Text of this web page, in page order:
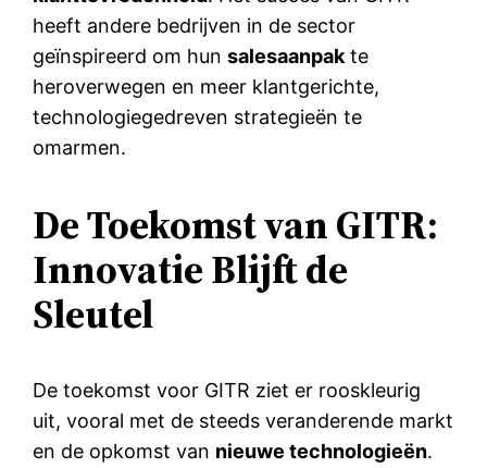
heeft andere bedrijven in de sector
geïnspireerd om hunsalesaanpak te
heroverwegen en meer klantgerichte,
technologiegedreven strategieën te
omarmen.
De Toekomst van GITR:
Innovatie Blijft de
Sleutel
De toekomst voor GITR ziet er rooskleurig
uit, vooral met de steeds veranderende markt
en de opkomst van nieuwe technologieën.